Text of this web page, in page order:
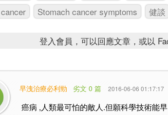
Stomach cancer symptoms 健談
登入會員，可以回應文章，或以
早洩治療必利勁 劣文 0 篇 2016-06-06 01:17:17
癌病 ,人類最可怕的敵人.但願科學技術能